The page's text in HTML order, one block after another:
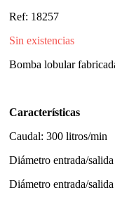
Ref: 18257
Sin existencias
Bomba lobular
Características
Caudal: 300 litros/min
Diámetro entrada/
Diámetro entrada/